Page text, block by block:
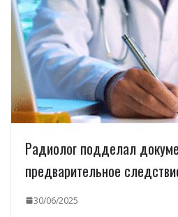
Радиолог подделал
предварительное
30/06/2025